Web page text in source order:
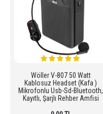
Wöller V-807 50 Watt
Kablosuz Headset (Kafa )
Mikrofonlu Usb-Sd-Bluetooth,
Kayıtlı, Şarjlı Rehber Amfisi